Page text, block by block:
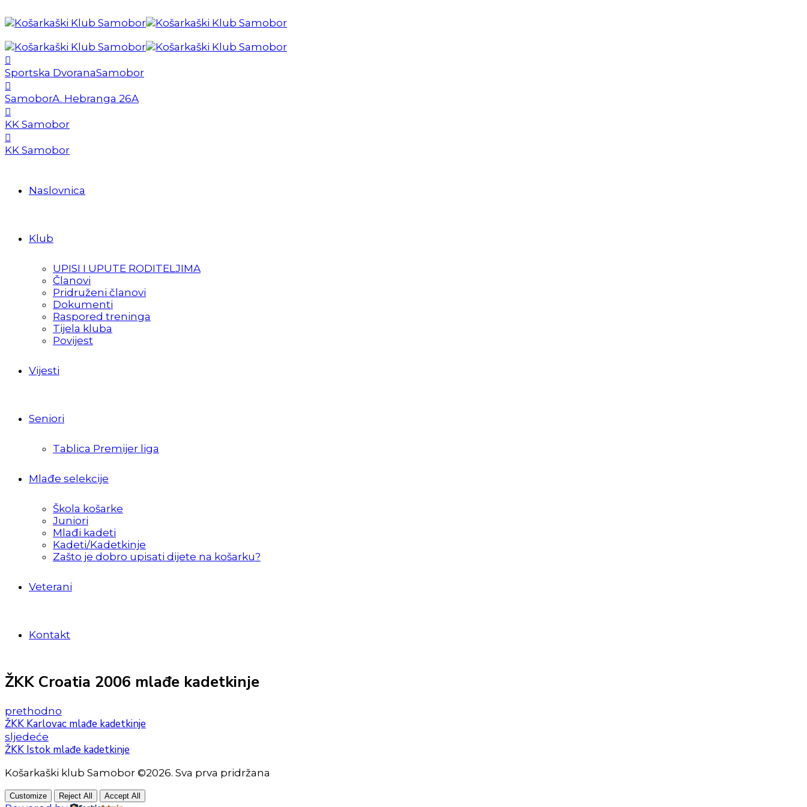
Sportska DvoranaSamobor
SamoborA. Hebranga 26A
KK Samobor
KK Samobor
Naslovnica
Klub
UPISI I UPUTE RODITELJIMA
Članovi
Pridruženi članovi
Dokumenti
Raspored treninga
Tijela kluba
Povijest
Vijesti
Seniori
Tablica Premijer liga
Mlađe selekcije
Škola košarke
Juniori
Mlađi kadeti
Kadeti/Kadetkinje
Zašto je dobro upisati dijete na košarku?
Veterani
Kontakt
ŽKK Croatia 2006 mlađe kadetkinje
prethodno
ŽKK Karlovac mlađe kadetkinje
sljedeće
ŽKK Istok mlađe kadetkinje
Košarkaški klub Samobor ©2026. Sva prva pridržana
Customize Reject All Accept All